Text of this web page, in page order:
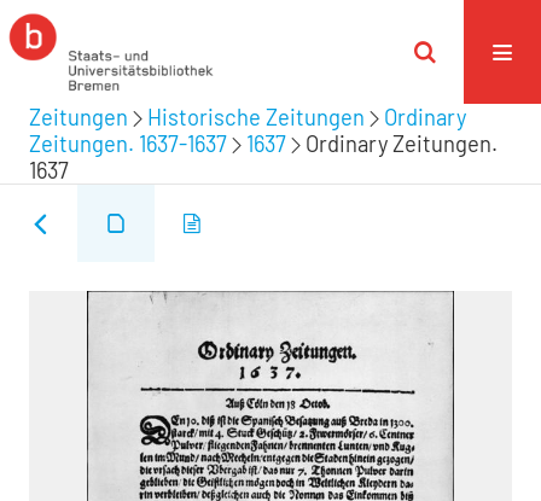
Zeitungen Historische Zeitungen
Ordinary
Zeitungen. 1637-1637
1637
Ordinary Zeitungen.
1637